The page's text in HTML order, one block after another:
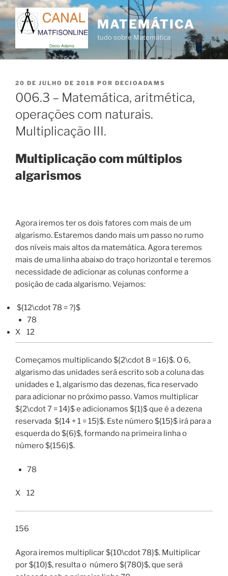
Pular
para
o
conteúdo
MATEMÁTICA
tudo sobre Matemática
PUBLICADO
EM
20 DE JULHO DE 2018 POR DECIOADAMS
006.3 – Matemática, aritmética,
operações com naturais.
Multiplicação III.
Multiplicação com múltiplos
algarismos
Agora iremos ter os dois fatores com mais de um
algarismo. Estaremos dando mais um passo no rumo
dos níveis mais altos da matemática. Agora teremos
mais de uma linha abaixo do traço horizontal e teremos
necessidade de adicionar as colunas conforme a
posição de cada algarismo. Vejamos:
${12\cdot 78 = ?}$
78
X 12
Começamos multiplicando ${2\cdot 8 = 16}$. O 6,
algarismo das unidades será escrito sob a coluna das
unidades e 1, algarismo das dezenas, fica reservado
para adicionar no próximo passo. Vamos multiplicar
${2\cdot 7 = 14}$ e adicionamos ${1}$ que é a dezena
reservada ${14 + 1 = 15}$. Este número ${15}$ irá para a
esquerda do ${6}$, formando na primeira linha o
número ${156}$.
78
X 12
156
Agora iremos multiplicar ${10\cdot 78}$. Multiplicar
por ${10}$, resulta o número ${780}$, que será